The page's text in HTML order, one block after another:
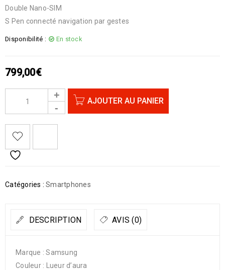
Double Nano-SIM
S Pen connecté navigation par gestes
Disponibilité : En stock
799,00€
AJOUTER AU PANIER
Catégories : Smartphones
DESCRIPTION AVIS (0)
Marque : Samsung
Couleur : Lueur d’aura